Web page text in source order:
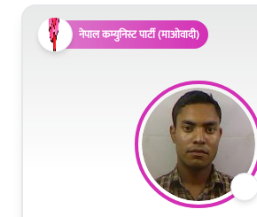
नेपाल कम्युनिस्ट पार्टी (माओवादी)